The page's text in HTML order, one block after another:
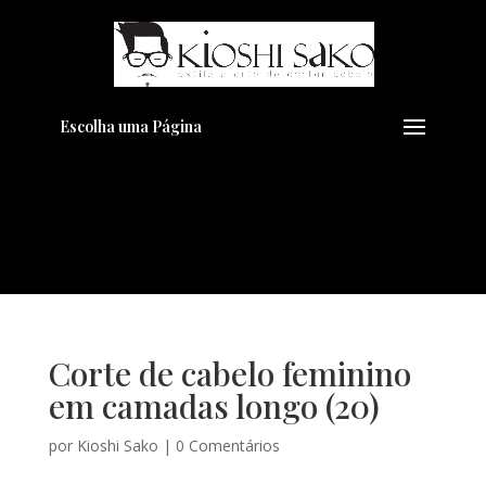
Escolha uma Página
Corte de cabelo feminino
em camadas longo (20)
por Kioshi Sako | 0 Comentários
Pensando em transformar seu
Visual??